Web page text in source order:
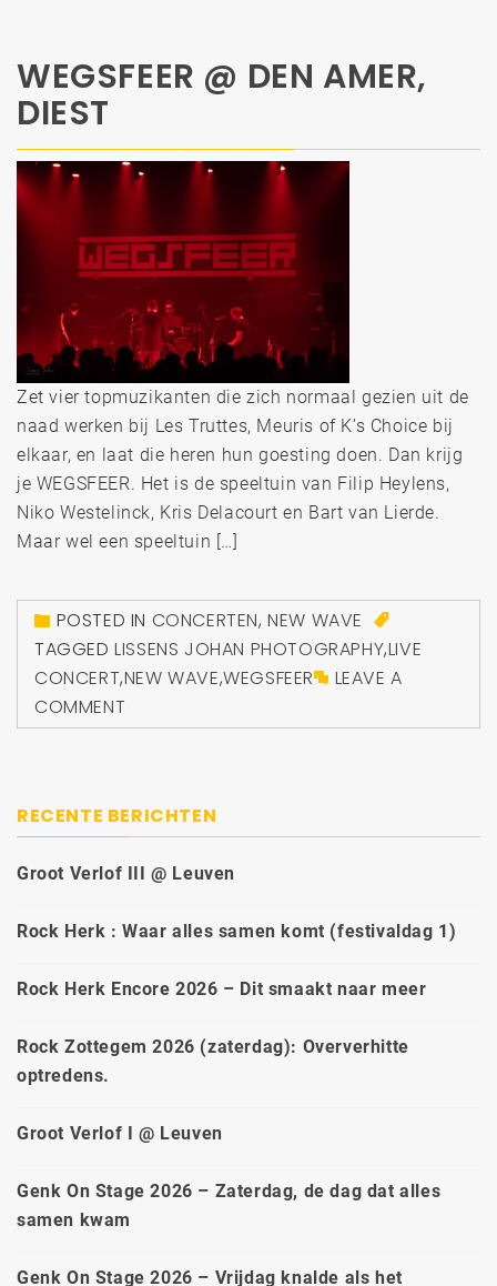
WEGSFEER @ DEN AMER,
DIEST
Zet vier topmuzikanten die zich normaal gezien uit de
naad werken bij Les Truttes, Meuris of K’s Choice bij
elkaar, en laat die heren hun goesting doen. Dan krijg
je WEGSFEER. Het is de speeltuin van Filip Heylens,
Niko Westelinck, Kris Delacourt en Bart van Lierde.
Maar wel een speeltuin […]
POSTED IN CONCERTEN,NEW WAVE
TAGGEDLISSENS JOHAN PHOTOGRAPHY,LIVE
CONCERT,NEW WAVE,WEGSFEER
LEAVE A
COMMENT
RECENTE BERICHTEN
Groot Verlof III @ Leuven
Rock Herk : Waar alles samen komt (festivaldag 1)
Rock Herk Encore 2026 – Dit smaakt naar meer
Rock Zottegem 2026 (zaterdag): Oververhitte
optredens.
Groot Verlof I @ Leuven
Genk On Stage 2026 – Zaterdag, de dag dat alles
samen kwam
Genk On Stage 2026 – Vrijdag knalde als het